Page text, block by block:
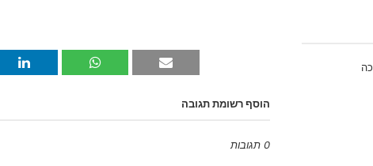
הוסף רשומת תגובה
0 תגובות